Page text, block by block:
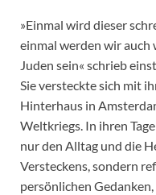
»Einmal wird dieser
einmal werden wir auch
Juden sein« schrieb
Sie versteckte sich mit
Hinterhaus in
Weltkriegs. In ihren
nur den Alltag und die
Versteckens, sondern
persönlichen